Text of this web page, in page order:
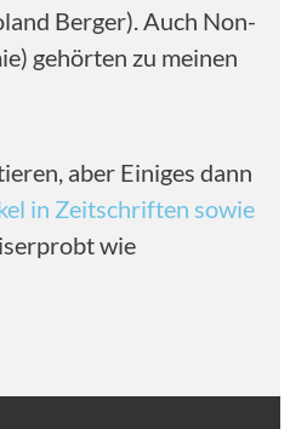
Berger). Auch Non-
gehörten zu meinen
aber Einiges dann
in Zeitschriften sowie
wie